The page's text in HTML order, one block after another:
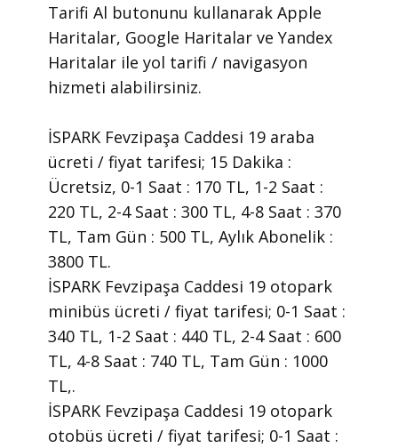
Tarifi Al butonunu kullanarak Apple
Haritalar, Google Haritalar ve Yandex
Haritalar ile yol tarifi / navigasyon
hizmeti alabilirsiniz.
İSPARK Fevzipaşa Caddesi 19 araba
ücreti / fiyat tarifesi; 15 Dakika :
Ücretsiz, 0-1 Saat : 170 TL, 1-2 Saat :
220 TL, 2-4 Saat : 300 TL, 4-8 Saat : 370
TL, Tam Gün : 500 TL, Aylık Abonelik :
3800 TL.
İSPARK Fevzipaşa Caddesi 19 otopark
minibüs ücreti / fiyat tarifesi; 0-1 Saat :
340 TL, 1-2 Saat : 440 TL, 2-4 Saat : 600
TL, 4-8 Saat : 740 TL, Tam Gün : 1000
TL,.
İSPARK Fevzipaşa Caddesi 19 otopark
otobüs ücreti / fiyat tarifesi; 0-1 Saat :